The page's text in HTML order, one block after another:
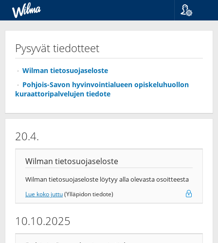
Pysyvät tiedotteet
Wilman tietosuojaseloste
Pohjois-Savon hyvinvointialueen opiskeluhuollon
kuraattoripalvelujen tiedote
20.4.
Wilman tietosuojaseloste
Wilman tietosuojaseloste löytyy alla olevasta osoitteesta
Lue koko juttu(Ylläpidon tiedote)
10.10.2025